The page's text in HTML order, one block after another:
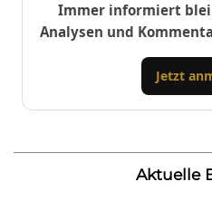
Immer informiert
Analysen und
Jetzt
Aktuelle